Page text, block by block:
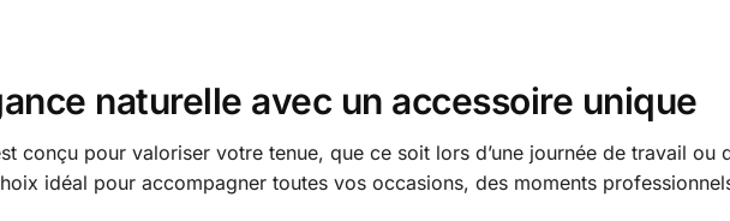
naturelle avec un accessoire unique
conçu pour valoriser votre tenue, que ce soit lors d’une journée de travail ou
idéal pour accompagner toutes vos occasions, des moments